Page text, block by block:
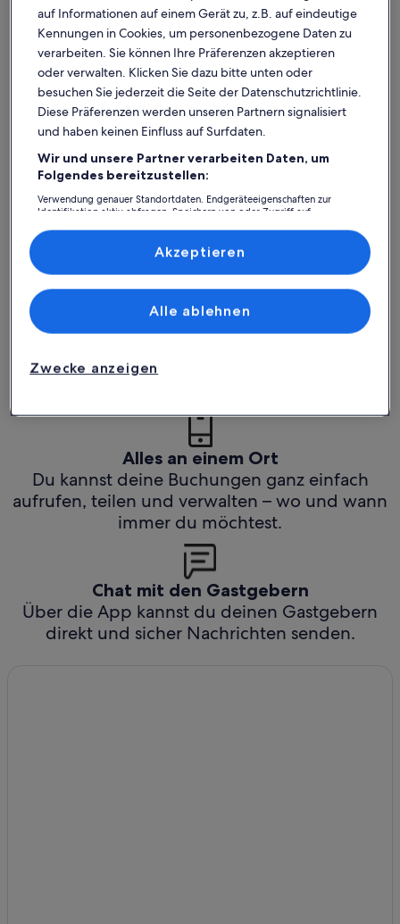
Was spricht für unsere App?
Immer in Verbindung
Du hast all deine Buchungsdetails immer
griffbereit, auch ohne WLAN!
Unser Kundenservice ist rund um die Uhr,
Alles an einem Ort
Du kannst deine Buchungen ganz einfach
aufrufen, teilen und verwalten – wo und wann
immer du möchtest.
Chat mit den Gastgebern
Über die App kannst du deinen Gastgebern
direkt und sicher Nachrichten senden.
auf Informationen auf einem Gerät zu, z.B. auf eindeutige
Kennungen in Cookies, um personenbezogene Daten zu
verarbeiten. Sie können Ihre Präferenzen akzeptieren
oder verwalten. Klicken Sie dazu bitte unten oder
besuchen Sie jederzeit die Seite der Datenschutzrichtlinie.
Diese Präferenzen werden unseren Partnern signalisiert
und haben keinen Einfluss auf Surfdaten.
Wir und unsere Partner verarbeiten Daten, um
Folgendes bereitzustellen:
Verwendung genauer Standortdaten. Endgeräteeigenschaften zur
Identifikation aktiv abfragen. Speichern von oder Zugriff auf
Inhalte, Messung von Werbeleistung und der Performance von Inhalten,
Zielgruppenforschung sowie Entwicklung und Verbesserung von
Liste der Partner (Lieferanten)
Zwecke anzeigen
Alle ablehnen
Akzeptieren